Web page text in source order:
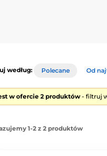
według: Polecane Od
w ofercie 2 produktów - filtruj
1-2 z 2 produktów